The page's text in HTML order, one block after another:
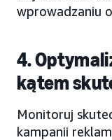
wprowadzaniu
4.
kątem
Monitoruj
kampanii